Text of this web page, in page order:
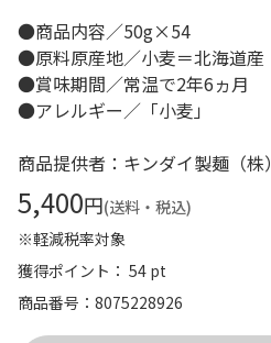
●商品内容／50g×54
●原料原産地／小麦＝北海道産
●賞味期間／常温で2年6ヵ月
●アレルギー／「小麦」
商品提供者：キンダイ製麺（株）
5,400円(送料・税込)
※軽減税率対象
獲得ポイント： 54 pt
商品番号
8075228926